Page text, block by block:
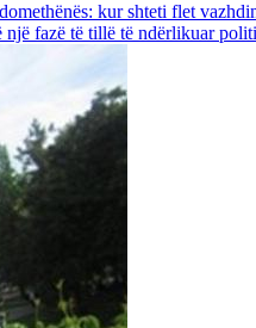
kur shteti flet
fazë të tillë të ndërlikuar